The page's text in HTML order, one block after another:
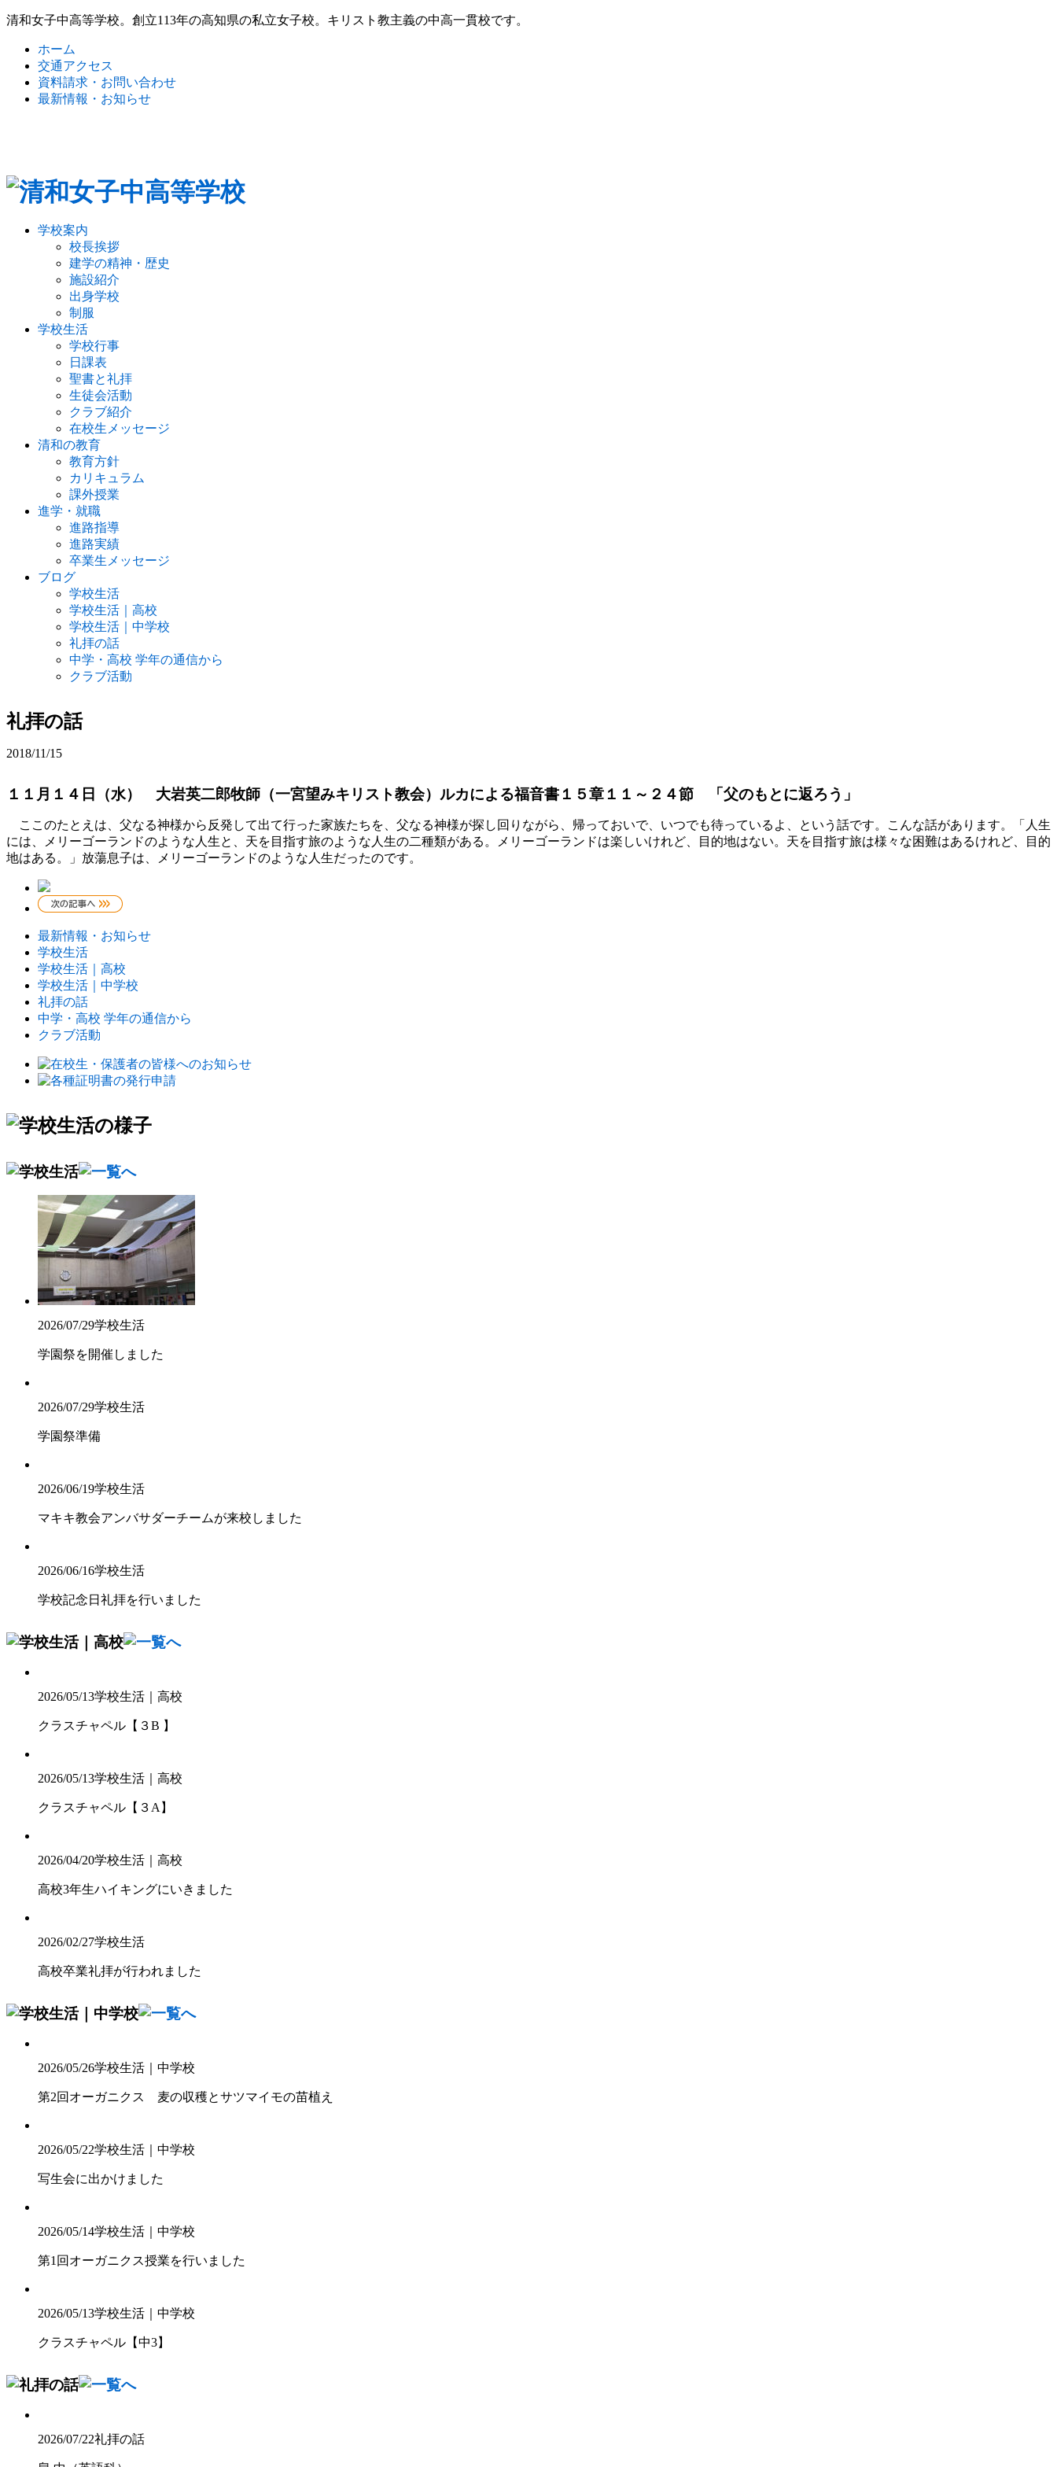
清和女子中高等学校。創立113年の高知県の私立女子校。キリスト教主義の中高一貫校です。
ホーム
交通アクセス
資料請求・お問い合わせ
最新情報・お知らせ
学校案内
校長挨拶
建学の精神・歴史
施設紹介
出身学校
制服
学校生活
学校行事
日課表
聖書と礼拝
生徒会活動
クラブ紹介
在校生メッセージ
清和の教育
教育方針
カリキュラム
課外授業
進学・就職
進路指導
進路実績
卒業生メッセージ
ブログ
学校生活
学校生活｜高校
学校生活｜中学校
礼拝の話
中学・高校 学年の通信から
クラブ活動
礼拝の話
2018/11/15
１１月１４日（水） 大岩英二郎牧師（一宮望みキリスト教会）ルカによる福音書１５章１１～２４節 「父のもとに返ろう」
ここのたとえは、父なる神様から反発して出て行った家族たちを、父なる神様が探し回りながら、帰っておいで、いつでも待っているよ、という話です。こんな話があります。「人生
には、メリーゴーランドのような人生と、天を目指す旅のような人生の二種類がある。メリーゴーランドは楽しいけれど、目的地はない。天を目指す旅は様々な困難はあるけれど、目的
地はある。」放蕩息子は、メリーゴーランドのような人生だったのです。
最新情報・お知らせ
学校生活
学校生活｜高校
学校生活｜中学校
礼拝の話
中学・高校 学年の通信から
クラブ活動
2026/07/29学校生活
学園祭を開催しました
2026/07/29学校生活
学園祭準備
2026/06/19学校生活
マキキ教会アンバサダーチームが来校しました
2026/06/16学校生活
学校記念日礼拝を行いました
2026/05/13学校生活｜高校
クラスチャペル【３B 】
2026/05/13学校生活｜高校
クラスチャペル【３A】
2026/04/20学校生活｜高校
高校3年生ハイキングにいきました
2026/02/27学校生活
高校卒業礼拝が行われました
2026/05/26学校生活｜中学校
第2回オーガニクス 麦の収穫とサツマイモの苗植え
2026/05/22学校生活｜中学校
写生会に出かけました
2026/05/14学校生活｜中学校
第1回オーガニクス授業を行いました
2026/05/13学校生活｜中学校
クラスチャペル【中3】
2026/07/22礼拝の話